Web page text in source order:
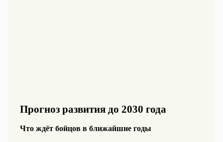
Прогноз развития до 2030 года
Что ждёт бойцов в ближайшие годы